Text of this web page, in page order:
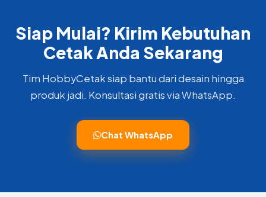
Siap Mulai? Kirim Kebutuhan
Cetak Anda Sekarang
Tim HobbyCetak siap bantu dari desain hingga
produk jadi. Konsultasi gratis via WhatsApp.
Chat WhatsApp